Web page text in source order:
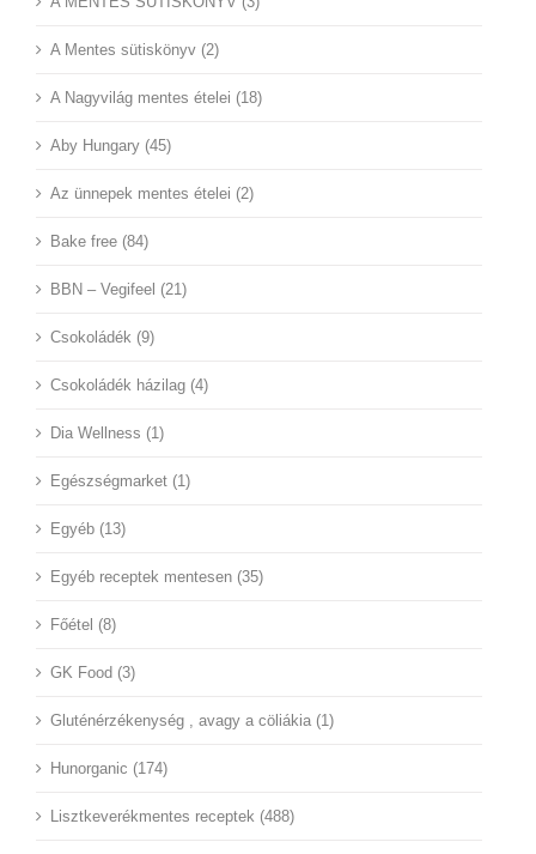
A Mentes sütiskönyv (2)
A Nagyvilág mentes ételei (18)
Aby Hungary (45)
Az ünnepek mentes ételei (2)
Bake free (84)
BBN – Vegifeel (21)
Csokoládék (9)
Csokoládék házilag (4)
Dia Wellness (1)
Egészségmarket (1)
Egyéb (13)
Egyéb receptek mentesen (35)
Főétel (8)
GK Food (3)
Gluténérzékenység , avagy a cöliákia (1)
Hunorganic (174)
Lisztkeverékmentes receptek (488)